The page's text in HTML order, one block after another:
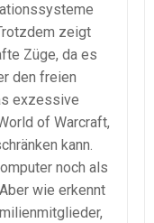
zeigt
Züge, da es
den freien
exzessive
of Warcraft,
kann.
noch als
wie erkennt